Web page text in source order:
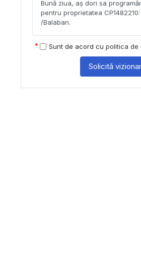
Sunt de acord cu politica de
Solicită